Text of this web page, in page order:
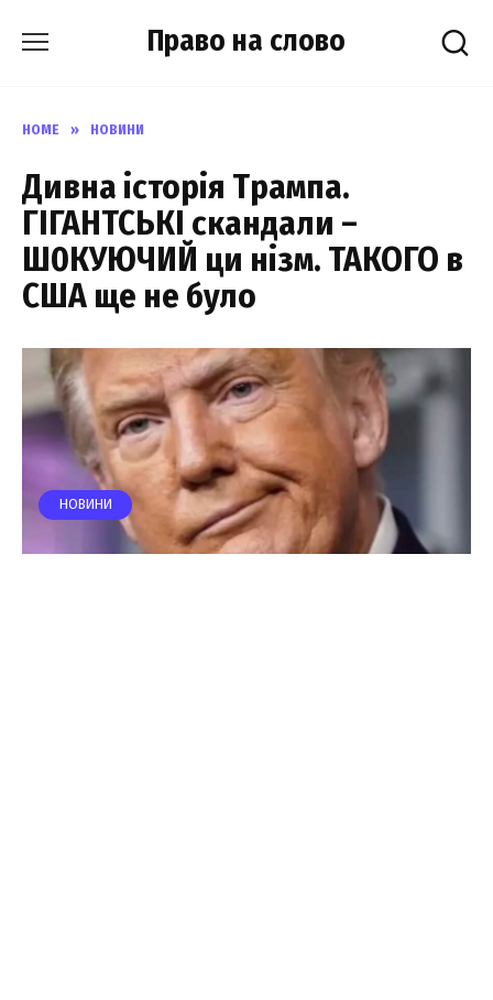
Право на слово
HOME » НОВИНИ
Дивна історія Трампа.
ГІГАНТСЬКІ скандали –
Ш0КУЮЧИЙ ци нізм. ТАКОГО в
США ще не було
НОВИНИ